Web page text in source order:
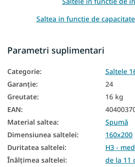
Saltea in functie de
Saltea Aloe Vera
Saltea din spumă
Saltele pentru paturi
Saltele de
Saltele pentru somieră
Saltele dure
Parametri suplimentari
Categorie:
Saltele
Garanţie:
24
Greutate:
16 kg
EAN:
Material saltea:
Spumă
Dimensiunea saltelei:
160x200
Duritatea saltelei:
H3 -
Înălțimea saltelei:
de la 11